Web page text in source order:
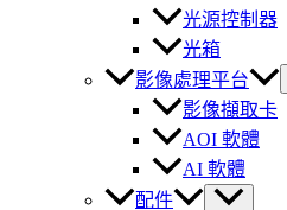
光源控制器
光箱
影像處理平台
影像擷取卡
AOI 軟體
AI 軟體
配件